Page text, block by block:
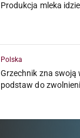
Produkcja mleka
Polska
Grzechnik zna swoją
podstaw do